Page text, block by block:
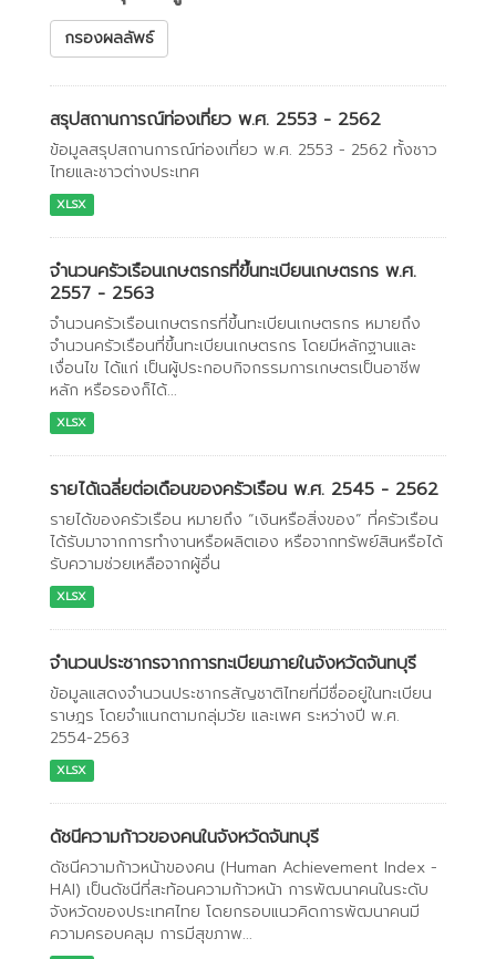
กรองผลลัพธ์
สรุปสถานการณ์ท่องเที่ยว พ.ศ. 2553 - 2562
ข้อมูลสรุปสถานการณ์ท่องเที่ยว พ.ศ. 2553 - 2562 ทั้งชาว
ไทยและชาวต่างประเทศ
XLSX
จำนวนครัวเรือนเกษตรกรที่ขึ้นทะเบียนเกษตรกร พ.ศ.
2557 - 2563
จำนวนครัวเรือนเกษตรกรที่ขึ้นทะเบียนเกษตรกร หมายถึง
จำนวนครัวเรือนที่ขึ้นทะเบียนเกษตรกร โดยมีหลักฐานและ
เงื่อนไข ได้แก่ เป็นผู้ประกอบกิจกรรมการเกษตรเป็นอาชีพ
หลัก หรือรองก็ได้...
XLSX
รายได้เฉลี่ยต่อเดือนของครัวเรือน พ.ศ. 2545 - 2562
รายได้ของครัวเรือน หมายถึง “เงินหรือสิ่งของ” ที่ครัวเรือน
ได้รับมาจากการทำงานหรือผลิตเอง หรือจากทรัพย์สินหรือได้
รับความช่วยเหลือจากผู้อื่น
XLSX
จำนวนประชากรจากการทะเบียนภายในจังหวัดจันทบุรี
ข้อมูลแสดงจำนวนประชากรสัญชาติไทยที่มีชื่ออยู่ในทะเบียน
ราษฎร โดยจำแนกตามกลุ่มวัย และเพศ ระหว่างปี พ.ศ.
2554-2563
XLSX
ดัชนีความก้าวของคนในจังหวัดจันทบุรี
ดัชนีความก้าวหน้าของคน (Human Achievement Index -
HAI) เป็นดัชนีที่สะท้อนความก้าวหน้า การพัฒนาคนในระดับ
จังหวัดของประเทศไทย โดยกรอบแนวคิดการพัฒนาคนมี
ความครอบคลุม การมีสุขภาพ...